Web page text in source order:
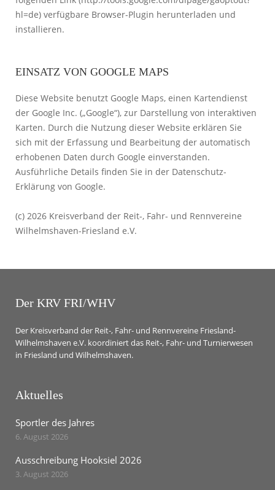
hl=de) verfügbare Browser-Plugin herunterladen und
installieren.
EINSATZ VON GOOGLE MAPS
Diese Website benutzt Google Maps, einen Kartendienst
der Google Inc. („Google“), zur Darstellung von interaktiven
Karten. Durch die Nutzung dieser Website erklären Sie
sich mit der Erfassung und Bearbeitung der automatisch
erhobenen Daten durch Google einverstanden.
Ausführliche Details finden Sie in der Datenschutz-
Erklärung von Google.
(c) 2026 Kreisverband der Reit-, Fahr- und Rennvereine
Wilhelmshaven-Friesland e.V.
Der KRV FRI/WHV
Der Kreisverband der Reit-, Fahr- und Rennvereine Friesland-
Wilhelmshaven e.V. koordiniert das Reit-, Fahr- und Turnierwesen
in Friesland und Wilhelmshaven.
Aktuelles
Sportler des Jahres
6. August 2026
Ausschreibung Hooksiel 2026
3. August 2026